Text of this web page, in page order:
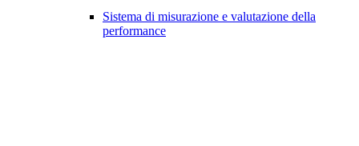
Sistema di misurazione e valutazione della
performance